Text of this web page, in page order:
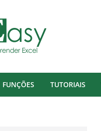
FUNÇÕES TUTORIAIS